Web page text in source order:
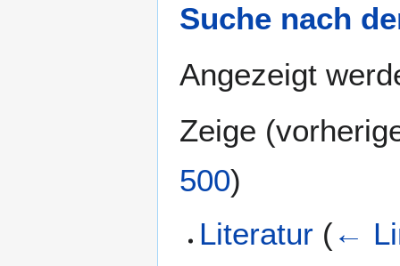
Suche nach
Angezeigt
Zeige (
500)
Literatur (←